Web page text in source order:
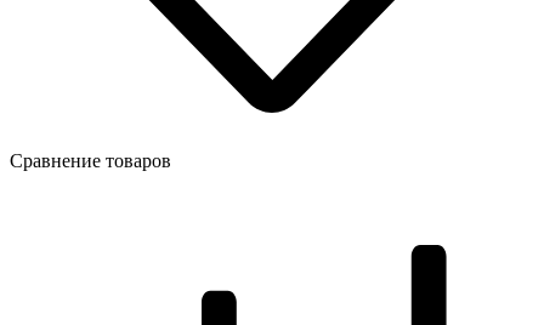
Сравнение товаров